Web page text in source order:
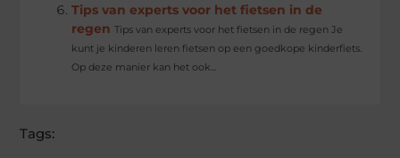
Tips van experts voor het fietsen in de
regen Tips van experts voor het fietsen in de regen Je
kunt je kinderen leren fietsen op een goedkope kinderfiets.
Op deze manier kan het ook...
Tags: